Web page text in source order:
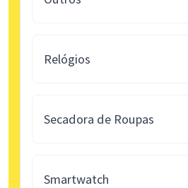
Relógios
Secadora de Roupas
Smartwatch